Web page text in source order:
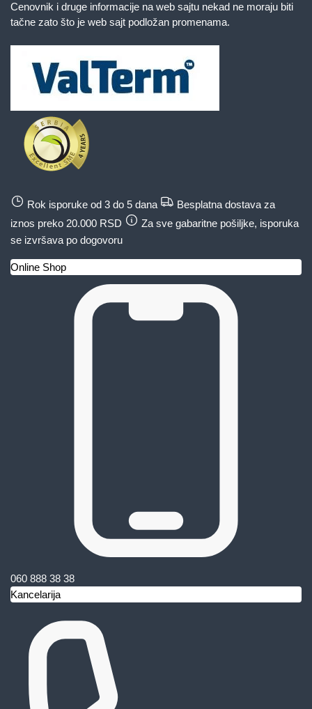
Cenovnik i druge informacije na web sajtu nekad ne moraju biti
tačne zato što je web sajt podložan promenama.
Rok isporuke od 3 do 5 dana
Besplatna dostava za
iznos preko 20.000 RSD
Za sve gabaritne pošiljke, isporuka
se izvršava po dogovoru
Online Shop
060 888 38 38
Kancelarija